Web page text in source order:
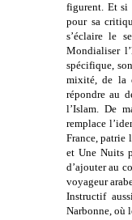
figurent. Et si
pour sa
s’éclaire le
Mondialiser
spécifique,
mixité, de la
répondre au
l’Islam. De
remplace
France, patrie
et Une Nuits
d’ajouter au
voyageur
Instructif
Narbonne, où